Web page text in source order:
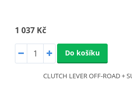
1 037 Kč
Do košíku
CLUTCH LEVER OFF-ROAD +